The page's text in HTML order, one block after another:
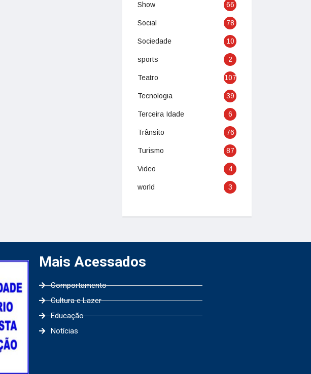
Show 66
Social 78
Sociedade 10
sports 2
Teatro 107
Tecnologia 39
Terceira Idade 6
Trânsito 76
Turismo 87
Video 4
world 3
Mais Acessados
Comportamento
Cultura e Lazer
Educação
Notícias